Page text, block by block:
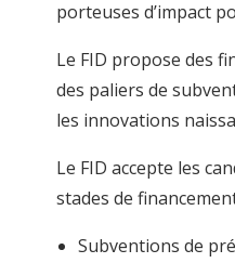
porteuses d’impact
Le FID propose des
des paliers de
les innovations
Le FID accepte les
stades de
Subventions de